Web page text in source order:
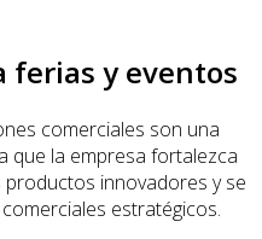
ferias y eventos
comerciales son una
que la empresa fortalezca
innovadores y se
estratégicos.